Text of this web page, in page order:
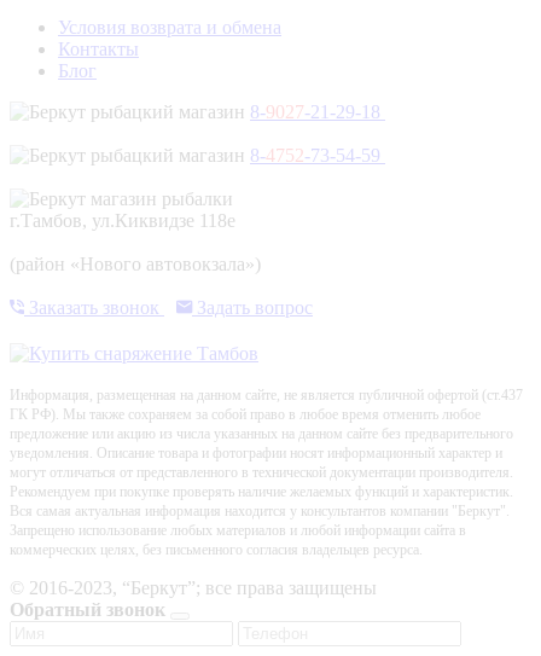
Условия возврата и обмена
Контакты
Блог
8-9027-21-29-18
8-4752-73-54-59
г.Тамбов, ул.Киквидзе 118е
(район «Нового автовокзала»)
Заказать звонок Задать вопрос
Информация, размещенная на данном сайте, не является публичной офертой (ст.437
ГК РФ). Мы также сохраняем за собой право в любое время отменить любое
предложение или акцию из числа указанных на данном сайте без предварительного
уведомления. Описание товара и фотографии носят информационный характер и
могут отличаться от представленного в технической документации производителя.
Рекомендуем при покупке проверять наличие желаемых функций и характеристик.
Вся самая актуальная информация находится у консультантов компании "Беркут".
Запрещено использование любых материалов и любой информации сайта в
коммерческих целях, без письменного согласия владельцев ресурса.
© 2016-2023, “Беркут”; все права защищены
Обратный звонок